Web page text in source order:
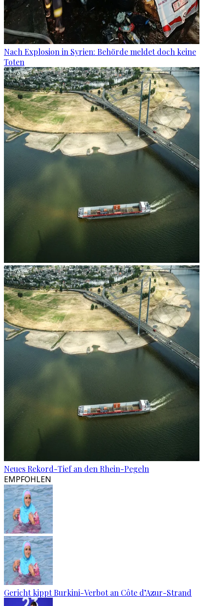
Nach Explosion in Syrien: Behörde meldet doch keine
Toten
Neues Rekord-Tief an den Rhein-Pegeln
EMPFOHLEN
Gericht kippt Burkini-Verbot an Côte d’Azur-Strand